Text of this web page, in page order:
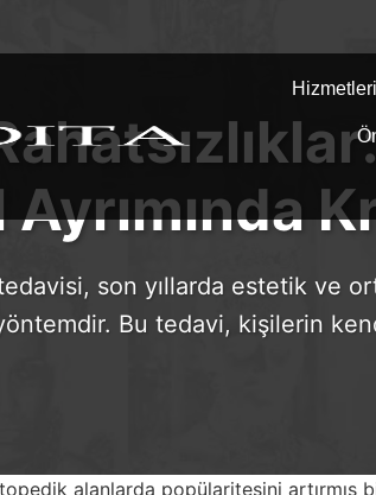
son yıllarda estetik ve
Bu tedavi, kişilerin
alanlarda popülaritesini artırmış